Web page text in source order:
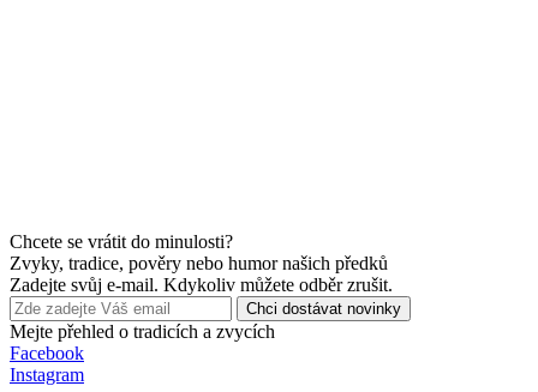
Chcete se vrátit do minulosti?
Zvyky, tradice, pověry nebo humor našich předků
Zadejte svůj e-mail. Kdykoliv můžete odběr zrušit.
Chci dostávat novinky
Mejte přehled o tradicích a zvycích
Facebook
Instagram